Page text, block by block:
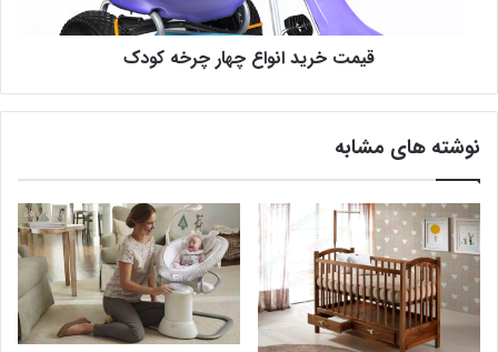
قیمت خرید انواع چهار چرخه کودک
نوشته های مشابه